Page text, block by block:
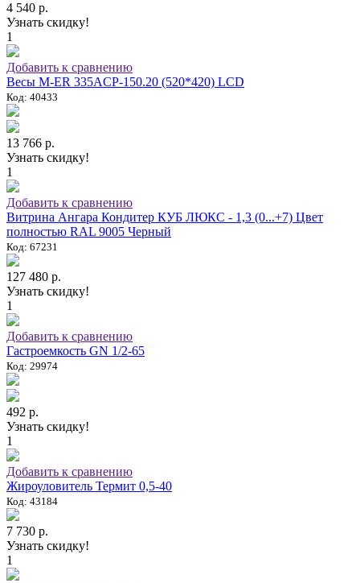
4 540 р.
Узнать скидку!
1
Добавить к сравнению
Весы M-ER 335ACP-150.20 (520*420) LCD
Код: 40433
13 766 р.
Узнать скидку!
1
Добавить к сравнению
Витрина Ангара Кондитер КУБ ЛЮКС - 1,3 (0...+7) Цвет
полностью RAL 9005 Черный
Код: 67231
127 480 р.
Узнать скидку!
1
Добавить к сравнению
Гастроемкость GN 1/2-65
Код: 29974
492 р.
Узнать скидку!
1
Добавить к сравнению
Жироуловитель Термит 0,5-40
Код: 43184
7 730 р.
Узнать скидку!
1